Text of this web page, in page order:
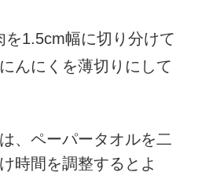
1.5cm幅に切り分けて
んにくを薄切りにして
、ペーパータオルを二
時間を調整するとよ